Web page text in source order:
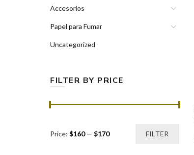
Accesorios
Papel para Fumar
Uncategorized
FILTER BY PRICE
Min
Max
FILTER
Price: $160— $170